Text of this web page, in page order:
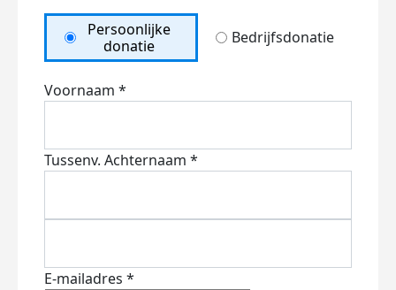
Persoonlijke
donatie
Bedrijfsdonatie
Voornaam *
Tussenv. Achternaam *
E-mailadres *